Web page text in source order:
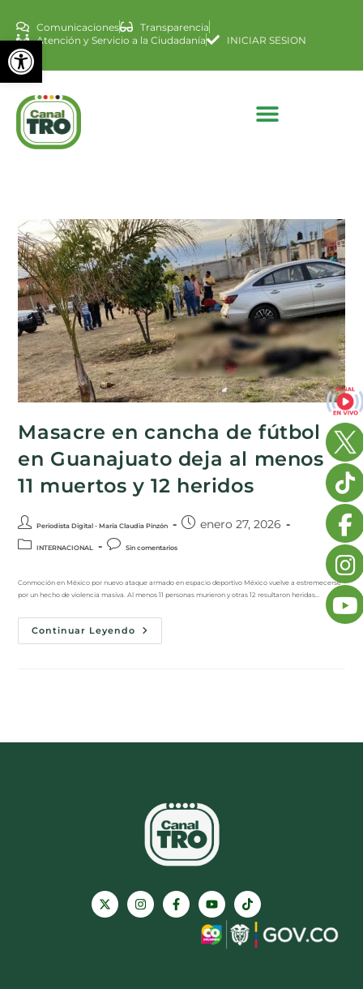
Abrir barra de
Comunicaciones
Transparencia
Atención y Servicio a la Ciudadanía
INICIAR SESION
Masacre en cancha de fútbol
en Guanajuato deja al menos
11 muertos y 12 heridos
Periodista Digital - María Claudia Pinzón enero 27, 2026
INTERNACIONAL Sin comentarios
Conmoción en México por nuevo ataque armado en espacio deportivo México vuelve a estremecerse
por un hecho de violencia masiva. Al menos 11 personas murieron y otras 12 resultaron heridas…
Continuar Leyendo